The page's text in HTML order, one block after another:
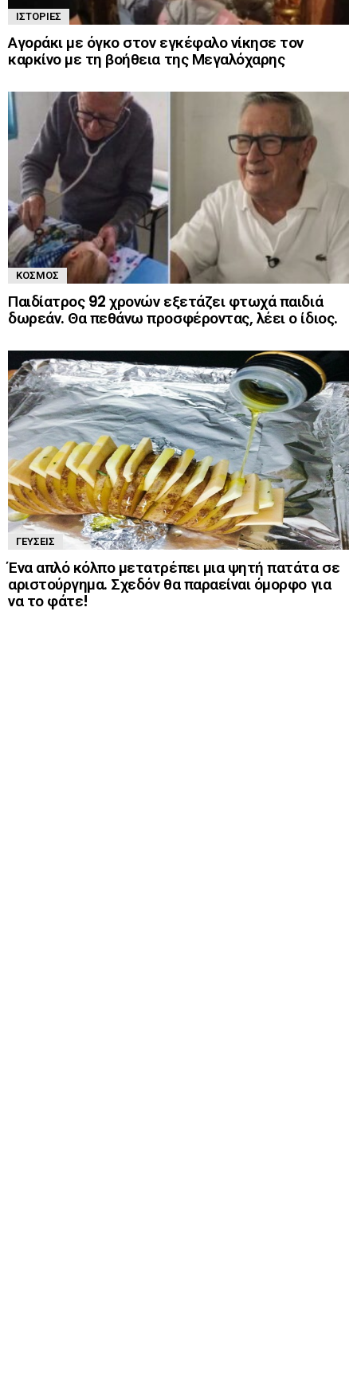
ΙΣΤΟΡΊΕΣ
Αγοράκι με όγκο στον εγκέφαλο νίκησε τον
καρκίνο με τη βοήθεια της Μεγαλόχαρης
ΚΌΣΜΟΣ
Παιδίατρος 92 χρονών εξετάζει φτωχά παιδιά
δωρεάν. Θα πεθάνω προσφέροντας, λέει ο ίδιος.
ΓΕΎΣΕΙΣ
Ένα απλό κόλπο μετατρέπει μια ψητή πατάτα σε
αριστούργημα. Σχεδόν θα παραείναι όμορφο για
να το φάτε!